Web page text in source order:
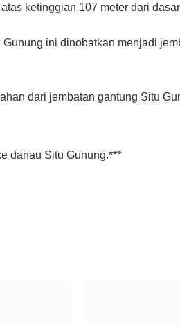
ketinggian 107 meter dari
ini dinobatkan menjadi
dari jembatan gantung Situ
danau Situ Gunung.***